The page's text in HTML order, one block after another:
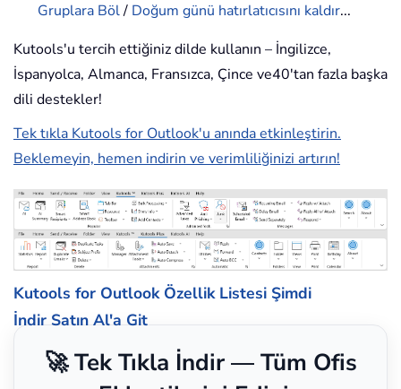
Gruplara Böl/ Doğum günü hatırlatıcısını kaldır...
Kutools'u tercih ettiğiniz dilde kullanın – İngilizce,
İspanyolca, Almanca, Fransızca, Çince ve40'tan fazla başka
dili destekler!
Tek tıkla Kutools for Outlook'u anında etkinleştirin.
Beklemeyin, hemen indirin ve verimliliğinizi artırın!
Kutools for Outlook Özellik Listesi Şimdi
İndir Satın Al'a Git
🚀 Tek Tıkla İndir — Tüm Ofis